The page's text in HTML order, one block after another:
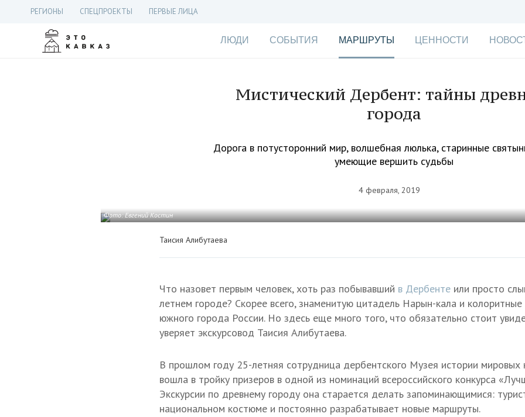
РЕГИОНЫ СПЕЦПРОЕКТЫ ПЕРВЫЕ ЛИЦА
ЛЮДИ СОБЫТИЯ МАРШРУТЫ ЦЕННОСТИ
Мистический Дербент: тайны
города
Дорога в потусторонний мир, волшебная люлька, старинные
умеющие вершить судьбы
4 февраля, 2019
Фото: Евгений Костин
Таисия Алибутаева
Что назовет первым человек, хоть раз побывавший в Дербенте или просто
летнем городе? Скорее всего, знаменитую цитадель Нарын-кала и колоритные
южного города России. Но здесь еще много того, что обязательно стоит
уверяет экскурсовод Таисия Алибутаева.
В прошлом году 25-летняя сотрудница дербентского Музея истории мировых
вошла в тройку призеров в одной из номинаций всероссийского конкурса
Экскурсии по древнему городу она старается делать запоминающимися:
национальном костюме и постоянно разрабатывает новые маршруты.